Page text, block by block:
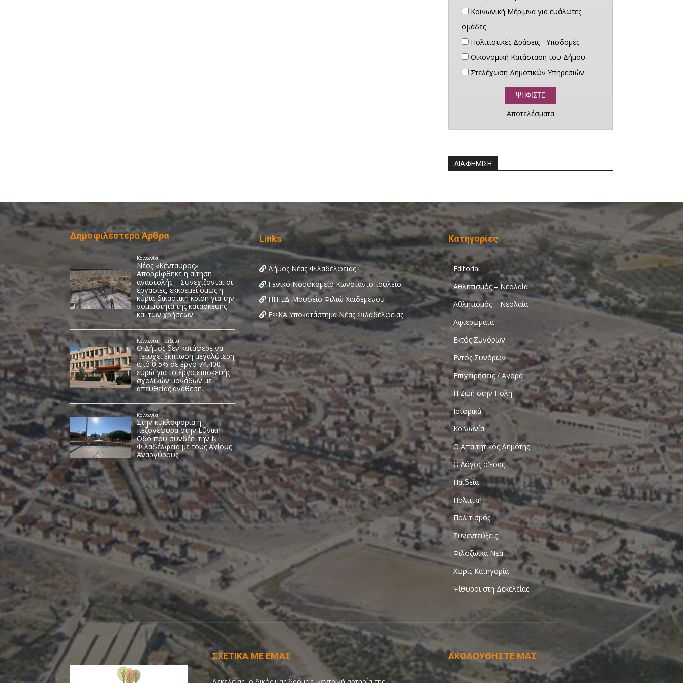
Κοινωνική Μέριμνα για ευάλωτες
ομάδες
Πολιτιστικές Δράσεις - Υποδομές
Οικονομική Κατάσταση του Δήμου
Στελέχωση Δημοτικών Υπηρεσιών
Αποτελέσματα
ΔΙΑΦΗΜΙΣΗ
Δημοφιλέστερα Άρθρα Links
Δήμος Νέας Φιλαδέλφειας
Γενικό Νοσοκομείο Κωνσταντοπούλειο
ΠΠΙΕΔ Μουσείο Φιλιώ Χαϊδεμένου
ΕΦΚΑ Υποκατάστημα Νέας Φιλαδέλφειας
Κατηγορίες
Editorial
Αθλητισμός – Νεολαία
Αθλητισμός – Νεολαία
Αφιερώματα
Εκτός Συνόρων
Εντός Συνόρων
Επιχειρήσεις / Αγορά
Η Ζωή στην Πόλη
Ιστορικά
Κοινωνία
Ο Απαιτητικός Δημότης
Ο Λόγος σ'εσας
Παιδεία
Πολιτική
Πολιτισμός
Συνεντεύξεις
Φιλοζωικά Νέα
Χωρίς Κατηγορία
Ψίθυροι στη Δεκελείας…
ΣΧΕΤΙΚΑ ΜΕ ΕΜΑΣ ΑΚΟΛΟΥΘΗΣΤΕ ΜΑΣ